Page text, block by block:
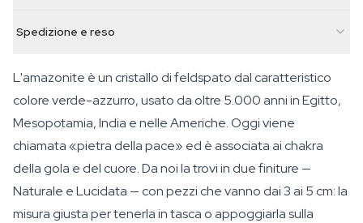
Spedizione e reso
L'amazonite è un cristallo di feldspato dal caratteristico
colore verde-azzurro, usato da oltre 5.000 anni in Egitto,
Mesopotamia, India e nelle Americhe. Oggi viene
chiamata «pietra della pace» ed è associata ai chakra
della gola e del cuore. Da noi la trovi in due finiture —
Naturale e Lucidata — con pezzi che vanno dai 3 ai 5 cm: la
misura giusta per tenerla in tasca o appoggiarla sulla